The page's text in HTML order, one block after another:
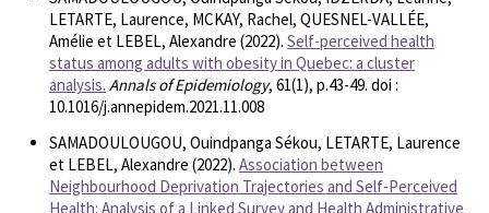
LETARTE, Laurence, MCKAY, Rachel, QUESNEL-VALLÉE,
Amélie et LEBEL, Alexandre (2022). Self-perceived health
status among adults with obesity in Quebec: a cluster
analysis. Annals of Epidemiology, 61(1), p.43-49. doi :
10.1016/j.annepidem.2021.11.008
SAMADOULOUGOU, Ouindpanga Sékou, LETARTE, Laurence
et LEBEL, Alexandre (2022). Association between
Neighbourhood Deprivation Trajectories and Self-Perceived
Health: Analysis of a Linked Survey and Health Administrative